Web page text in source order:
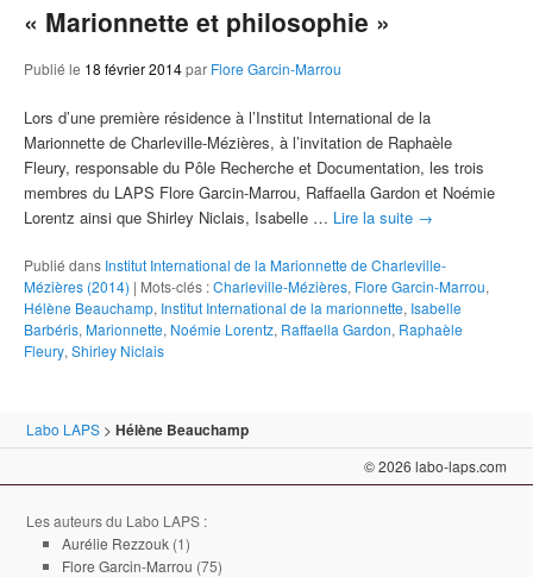
« Marionnette et philosophie »
Publié le 18 février 2014par Flore Garcin-Marrou
Lors d’une première résidence à l’Institut International de la
Marionnette de Charleville-Mézières, à l’invitation de Raphaèle
Fleury, responsable du Pôle Recherche et Documentation, les trois
membres du LAPS Flore Garcin-Marrou, Raffaella Gardon et Noémie
Lorentz ainsi que Shirley Niclais, Isabelle … Lire la suite →
Publié dans Institut International de la Marionnette de Charleville-
Mézières (2014) | Mots-clés :Charleville-Mézières, Flore Garcin-Marrou,
Hélène Beauchamp, Institut International de la marionnette, Isabelle
Barbéris, Marionnette, Noémie Lorentz, Raffaella Gardon, Raphaèle
Fleury, Shirley Niclais
Labo LAPS >Hélène Beauchamp
© 2026 labo-laps.com
Les auteurs du Labo LAPS :
Aurélie Rezzouk (1)
Flore Garcin-Marrou (75)